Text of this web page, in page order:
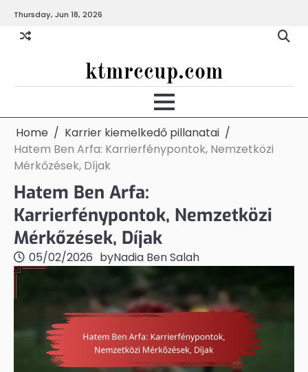
content
Thursday, Jun 18, 2026
ktmrccup.com
Home
Karrier kiemelkedő pillanatai
Hatem Ben Arfa: Karrierfénypontok, Nemzetközi
Mérkőzések, Díjak
Hatem Ben Arfa:
Karrierfénypontok, Nemzetközi
Mérkőzések, Díjak
05/02/2026 byNadia Ben Salah